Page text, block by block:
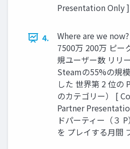
Presentation Only ]
4.
Where are we
7500万 200万 ピー
規ユーザー数 リリ
Steamの55%の規
した 世界第 2 位の
のカテゴリー） [
Partner
ドパーティー（３
を プレイする月間